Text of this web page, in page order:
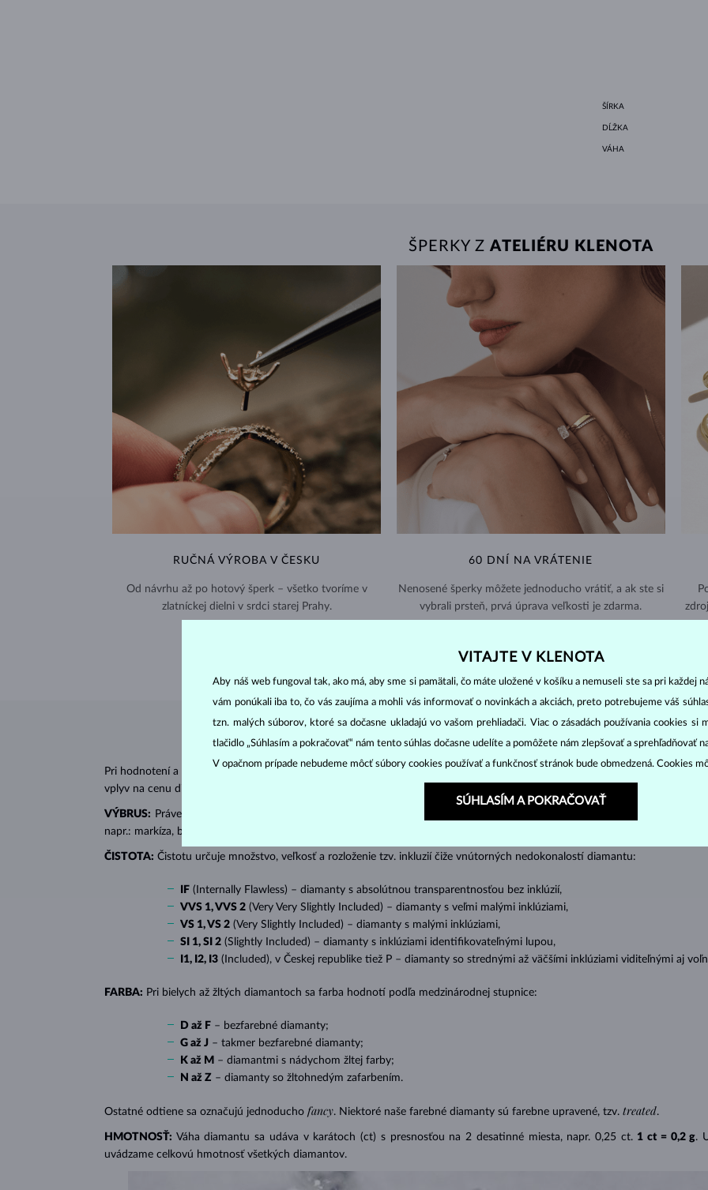
ŠÍRKA
DĹŽKA
VÁHA
ŠPERKY Z ATELIÉRU KLENOTA
RUČNÁ VÝROBA V ČESKU
Od návrhu až po hotový šperk – všetko tvoríme v
zlatníckej dielni v srdci starej Prahy.
60 DNÍ NA VRÁTENIE
Nenosené šperky môžete jednoducho vrátiť, a ak ste si
vybrali prsteň, prvá úprava veľkosti je zdarma.
DIAMANTOVÉ ŠPERKY
Pri hodnotení a certifikácii diamantov sa posudzujú ich základné parametre, tzv. cut clarity
vplyv na cenu diamantu.
VÝBRUS: Práve správny výbrus dodáva diamantu jeho oslnivý lesk. Najobľúbenejší je výbrus guľatý, tzv.
.
napr.: markíza, bageta, srdiečko, slza, ovál či princess (štvorboký alebo trojboký výbrus s ostrými rohmi, populárny najmä u
ČISTOTA: Čistotu určuje množstvo, veľkosť a rozloženie tzv. inkluzií čiže vnútorných nedokonalostí diamantu:
IF (Internally Flawless) – diamanty s absolútnou transparentnosťou bez inklúzií,
VVS 1, VVS 2 (Very Very Slightly Included) – diamanty s veľmi malými inklúziami,
VS 1, VS 2 (Very Slightly Included) – diamanty s malými inklúziami,
SI 1, SI 2 (Slightly Included) – diamanty s inklúziami identifikovateľnými lupou,
I1, I2, I3 (Included), v Českej republike tiež P – diamanty so strednými až väčšími inklúziami viditeľnými aj
FARBA: Pri bielych až žltých diamantoch sa farba hodnotí podľa medzinárodnej stupnice:
D až F – bezfarebné diamanty;
G až J – takmer bezfarebné diamanty;
K až M – diamantmi s nádychom žltej farby;
N až Z – diamanty so žltohnedým zafarbením.
Ostatné odtiene sa označujú jednoducho fancy. Niektoré naše farebné diamanty sú farebne upravené, tzv. treated.
HMOTNOSŤ: Váha diamantu sa udáva v karátoch (ct) s presnosťou na 2 desatinné miesta, napr. 0,25 ct. 1 ct = 0,2 g.
uvádzame celkovú hmotnosť všetkých diamantov.
VITAJTE V KLENOTA
Aby náš web fungoval tak, ako má, aby sme si pamätali, čo máte uložené v košíku a nemuseli ste sa pri každej
vám ponúkali iba to, čo vás zaujíma a mohli vás informovať o novinkách a akciách, preto potrebujeme váš
tzn. malých súborov, ktoré sa dočasne ukladajú vo vašom prehliadači. Viac o zásadách používania cookies si
tlačidlo „Súhlasím a pokračovať“ nám tento súhlas dočasne udelíte a pomôžete nám zlepšovať a sprehľadňovať
V opačnom prípade nebudeme môcť súbory cookies používať a funkčnosť stránok bude obmedzená. Cookies
SÚHLASÍM A POKRAČOVAŤ